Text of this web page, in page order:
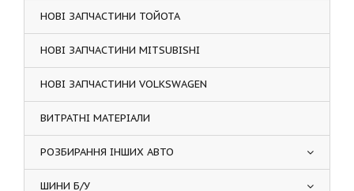
НОВІ ЗАПЧАСТИНИ ТОЙОТА
НОВІ ЗАПЧАСТИНИ MITSUBISHI
НОВІ ЗАПЧАСТИНИ VOLKSWAGEN
ВИТРАТНІ МАТЕРІАЛИ
РОЗБИРАННЯ ІНШИХ АВТО
ШИНИ Б/У